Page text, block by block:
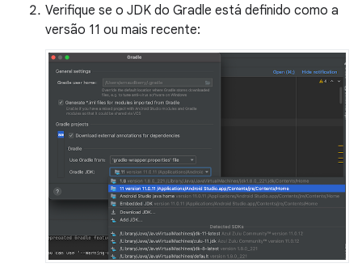
Verifique se o JDK do Gradle está definido como a
versão 11 ou mais recente: